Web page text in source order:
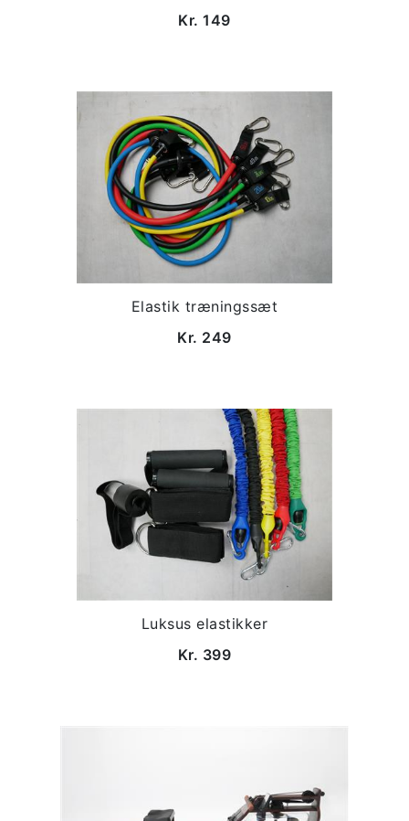
Kr. 149
Elastik træningssæt
Kr. 249
Luksus elastikker
Kr. 399